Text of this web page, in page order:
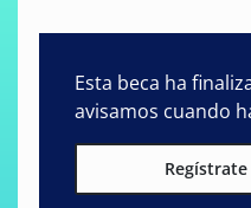
Esta beca ha
avisamos cuando
Regístrate